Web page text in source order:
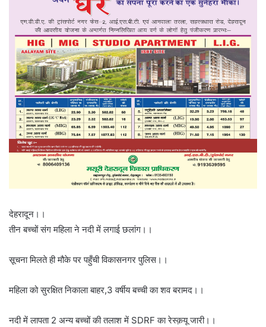
देहरादून।।
तीन बच्चों संग महिला ने नदी में लगाई छलांग।।
सूचना मिलते ही मौके पर पहुँची विकासनगर पुलिस।।
महिला को सुरक्षित निकाला बाहर,3 वर्षीय बच्ची का शव बरामद।।
नदी में लापता 2 अन्य बच्चों की तलाश में SDRF का रेस्क़यू जारी।।